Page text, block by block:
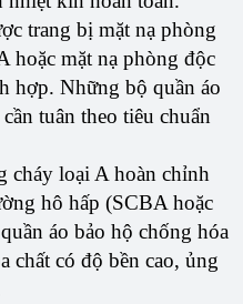
trang bị mặt nạ phòng
hoặc mặt nạ phòng độc
hợp. Những bộ quần áo
tuân theo tiêu chuẩn
cháy loại A hoàn chỉnh
hô hấp (SCBA hoặc
áo bảo hộ chống hóa
chất có độ bền cao, ủng